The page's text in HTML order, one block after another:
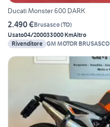
Ducati Monster 600 DARK
2.490 €Brusasco(TO)
Usato04/200033000 KmAltro
Rivenditore GM MOTOR BRUSASCO